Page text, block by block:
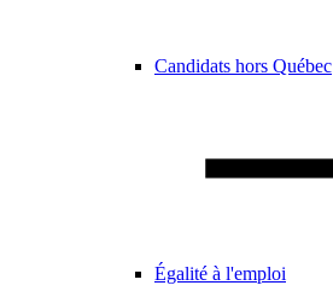
Candidats hors Québec
Égalité à l'emploi